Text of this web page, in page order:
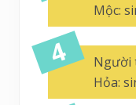
Mộc:
Người
Hỏa: